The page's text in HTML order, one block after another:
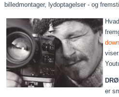
billedmontager, lydoptagelser - og
er